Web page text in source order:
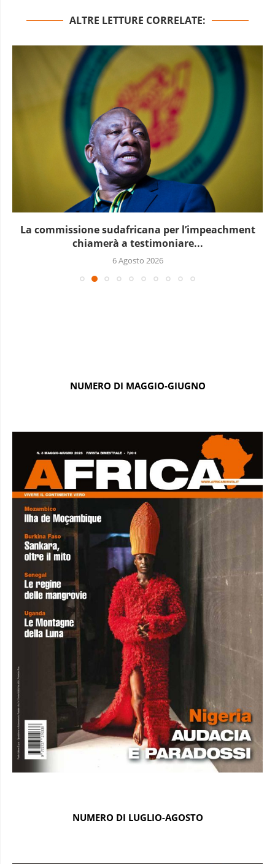
ALTRE LETTURE CORRELATE:
La commissione sudafricana per l’impeachment
chiamerà a testimoniare...
6 Agosto 2026
NUMERO DI MAGGIO-GIUGNO
NUMERO DI LUGLIO-AGOSTO